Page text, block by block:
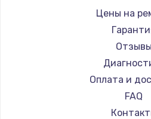
Ремонт
Ремонт
Ремонт
Ремонт
Ремонт
Ремонт
Aorus
Getac
Epson
Philips
LG
Цены на
Отзывы
Оплата и
FAQ